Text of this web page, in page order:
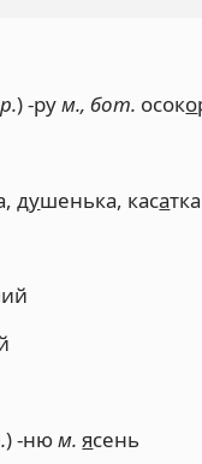
) -рум., бот. осоко
душенька, касатка
) -нюм. ясень